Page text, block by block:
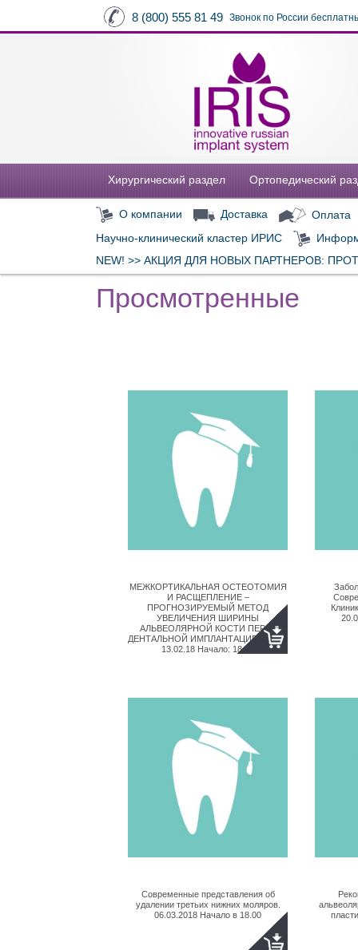
8 (800) 555 81 49 Звонок по России
Хирургический раздел Ортопедический
О компании Доставка
Оплата
Научно-клинический кластер ИРИС
NEW! >> АКЦИЯ ДЛЯ НОВЫХ ПАРТНЕРОВ:
Просмотренные
МЕЖКОРТИКАЛЬНАЯ ОСТЕОТОМИЯ
И РАСЩЕПЛЕНИЕ –
ПРОГНОЗИРУЕМЫЙ МЕТОД
УВЕЛИЧЕНИЯ ШИРИНЫ
АЛЬВЕОЛЯРНОЙ КОСТИ ПЕРЕД
ДЕНТАЛЬНОЙ ИМПЛАНТАЦИЕЙ Дата:
13.02.18 Начало: 18:00
Современные представления об
удалении третьих нижних моляров.
06.03.2018 Начало в 18.00